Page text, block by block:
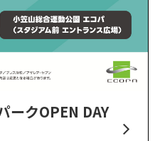
ークOPEN DAY